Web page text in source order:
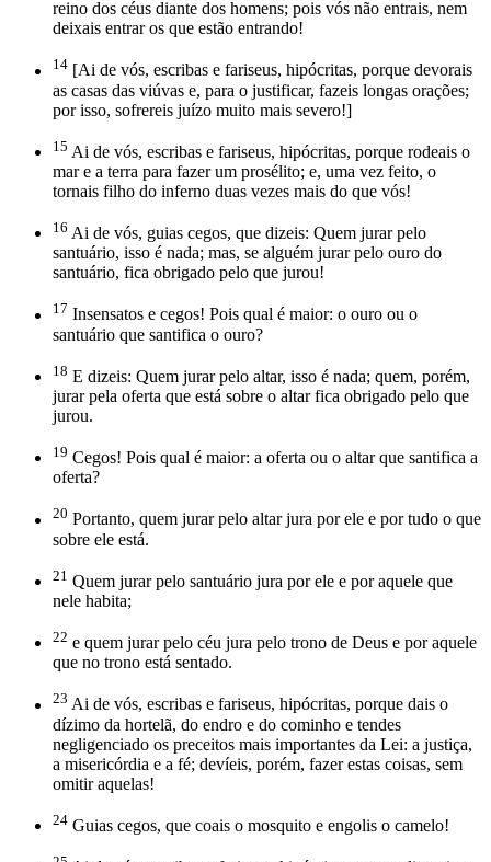
reino dos céus diante dos homens; pois vós não entrais, nem
deixais entrar os que estão entrando!
14 [Ai de vós, escribas e fariseus, hipócritas, porque devorais
as casas das viúvas e, para o justificar, fazeis longas orações;
por isso, sofrereis juízo muito mais severo!]
15 Ai de vós, escribas e fariseus, hipócritas, porque rodeais o
mar e a terra para fazer um prosélito; e, uma vez feito, o
tornais filho do inferno duas vezes mais do que vós!
16 Ai de vós, guias cegos, que dizeis: Quem jurar pelo
santuário, isso é nada; mas, se alguém jurar pelo ouro do
santuário, fica obrigado pelo que jurou!
17 Insensatos e cegos! Pois qual é maior: o ouro ou o
santuário que santifica o ouro?
18 E dizeis: Quem jurar pelo altar, isso é nada; quem, porém,
jurar pela oferta que está sobre o altar fica obrigado pelo que
jurou.
19 Cegos! Pois qual é maior: a oferta ou o altar que santifica a
oferta?
20 Portanto, quem jurar pelo altar jura por ele e por tudo o que
sobre ele está.
21 Quem jurar pelo santuário jura por ele e por aquele que
nele habita;
22 e quem jurar pelo céu jura pelo trono de Deus e por aquele
que no trono está sentado.
23 Ai de vós, escribas e fariseus, hipócritas, porque dais o
dízimo da hortelã, do endro e do cominho e tendes
negligenciado os preceitos mais importantes da Lei: a justiça,
a misericórdia e a fé; devíeis, porém, fazer estas coisas, sem
omitir aquelas!
24 Guias cegos, que coais o mosquito e engolis o camelo!